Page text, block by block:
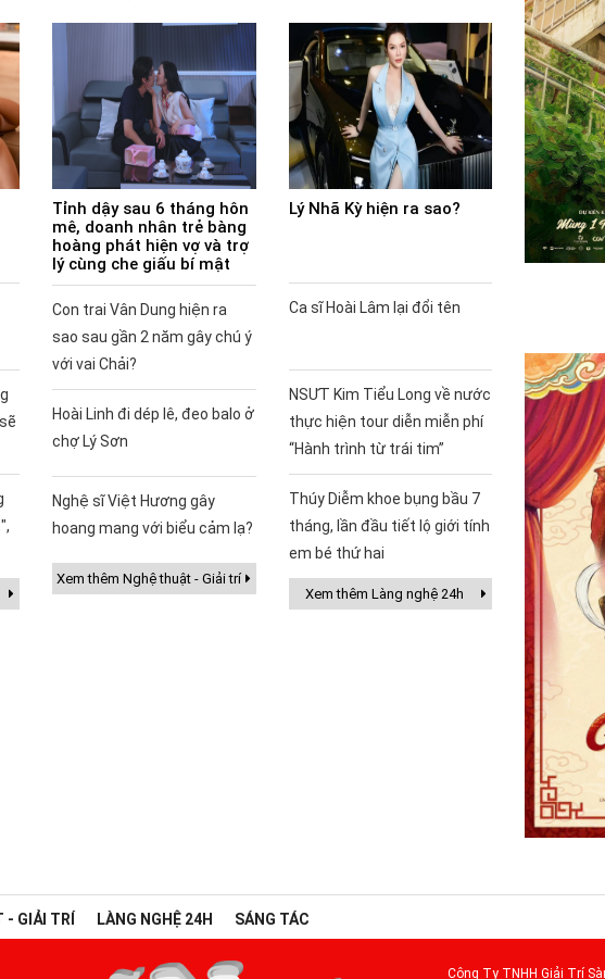
Tỉnh dậy sau 6 tháng hôn
mê, doanh nhân trẻ bàng
hoàng phát hiện vợ và trợ
lý cùng che giấu bí mật
Con trai Vân Dung hiện ra
sao sau gần 2 năm gây chú ý
với vai Chải?
Hoài Linh đi dép lê, đeo balo ở
chợ Lý Sơn
Nghệ sĩ Việt Hương gây
hoang mang với biểu cảm lạ?
Xem thêm Nghệ thuật - Giải trí
Lý Nhã Kỳ hiện ra sao?
Ca sĩ Hoài Lâm lại đổi tên
NSƯT Kim Tiểu Long về nước
thực hiện tour diễn miễn phí
“Hành trình từ trái tim”
Thúy Diễm khoe bụng bầu 7
tháng, lần đầu tiết lộ giới tính
em bé thứ hai
Xem thêm Làng nghệ 24h
- GIẢI TRÍ LÀNG NGHỆ 24H SÁNG TÁC
Công Ty TNHH Giải Trí